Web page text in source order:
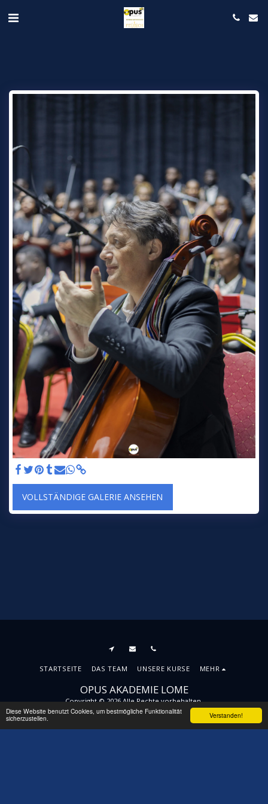
Verstanden!
Diese Website benutzt Cookies, um bestmögliche Funktionalität
sicherzustellen.
VOLLSTÄNDIGE GALERIE ANSEHEN
OPUS AKADEMIE LOME
Copyright © 2026 Alle Rechte vorbehalten.
AGBs| Datenschutzbestimmungen|Barrierefreiheit
STARTSEITE DAS TEAM UNSERE KURSE MEHR